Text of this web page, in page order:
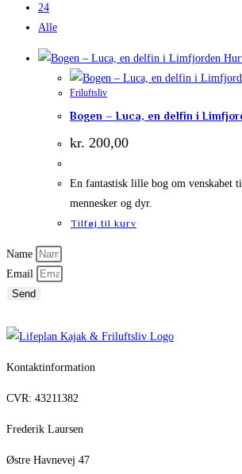
24
Alle
Friluftsliv
Bogen – Luca, en delfin i
kr. 200,00
En fantastisk lille bog om venskabet
mennesker og dyr.
Tilføj til kurv
Name
Email
Send
Kontaktinformation
CVR: 43211382
Frederik Laursen
Østre Havnevej 47